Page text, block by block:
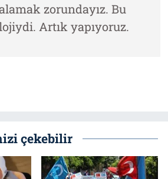
zorundayız. Bu
Artık yapıyoruz.
çekebilir